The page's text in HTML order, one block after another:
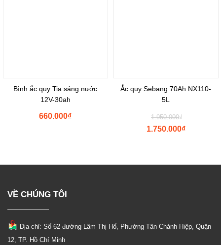
Bình ắc quy Tia sáng nước
12V-30ah
₫
660.000
Ắc quy Sebang 70Ah NX110-
5L
₫
1.950.000
price
₫
1.750.000
VỀ CHÚNG TÔI
Địa chỉ: Số 62 đường Lâm Thị Hố, Phường Tân Chánh Hiệp, Quận
12, TP. Hồ Chí Minh